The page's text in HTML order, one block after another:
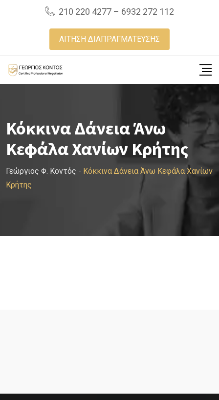
210 220 4277 – 6932 272 112
ΑΙΤΗΣΗ ΔΙΑΠΡΑΓΜΑΤΕΥΣΗΣ
Κόκκινα Δάνεια Άνω
Κεφάλα Χανίων Κρήτης
Γεώργιος Φ. Κοντός - Κόκκινα Δάνεια Άνω Κεφάλα Χανίων
Κρήτης